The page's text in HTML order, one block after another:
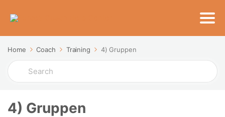
Home Coach Training 4) Gruppen
Search
For
4) Gruppen